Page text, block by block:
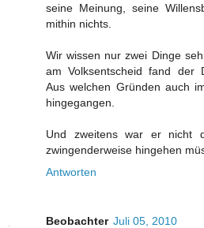
seine Meinung, seine
mithin nichts.
Wir wissen nur zwei Dinge
am Volksentscheid fand der
Aus welchen Gründen auch
hingegangen.
Und zweitens war er nicht
zwingenderweise hingehen
Antworten
Beobachter Juli 05, 2010